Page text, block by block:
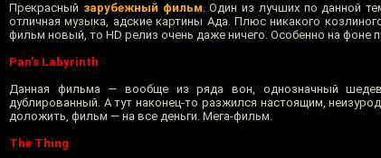
Прекрасный зарубежный фильм. Один из лучших по данной
отличная музыка, адские картины Ада. Плюс никакого
фильм новый, то HD релиз очень даже ничего. Особенно на фоне
Pan's Labyrinth
Данная фильма — вообще из ряда вон, однозначный
дублированный. А тут наконец-то разжился настоящим,
доложить, фильм — на все деньги. Мега-фильм.
The Thing